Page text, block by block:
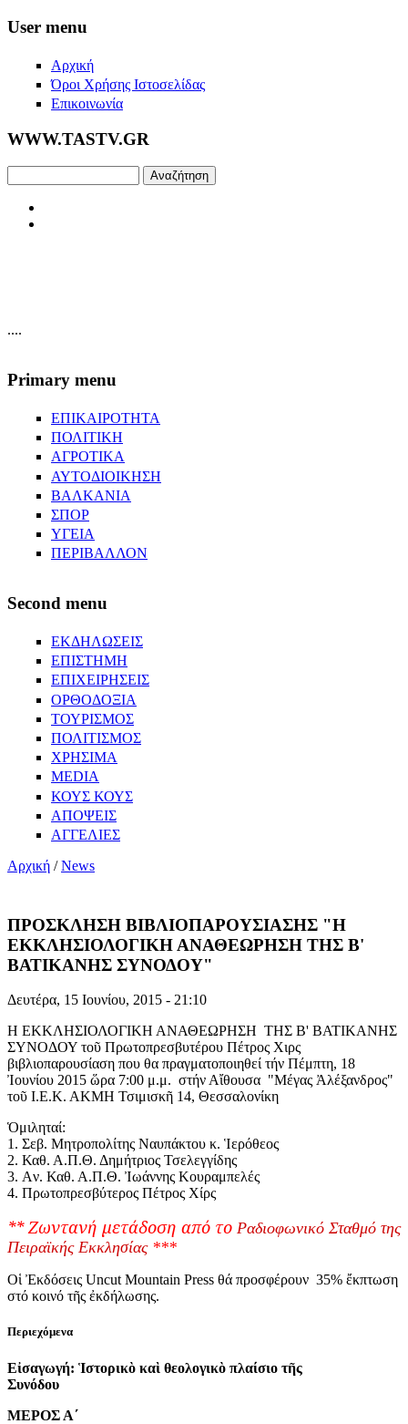
Skip to main content
User menu
Αρχική
Όροι Χρήσης Ιστοσελίδας
Επικοινωνία
WWW.TASTV.GR
....
Primary menu
ΕΠΙΚΑΙΡΟΤΗΤΑ
ΠΟΛΙΤΙΚΗ
ΑΓΡΟΤΙΚΑ
ΑΥΤΟΔΙΟΙΚΗΣΗ
ΒΑΛΚΑΝΙΑ
ΣΠΟΡ
ΥΓΕΙΑ
ΠΕΡΙΒΑΛΛΟΝ
Second menu
ΕΚΔΗΛΩΣΕΙΣ
ΕΠΙΣΤΗΜΗ
ΕΠΙΧΕΙΡΗΣΕΙΣ
ΟΡΘΟΔΟΞΙΑ
ΤΟΥΡΙΣΜΟΣ
ΠΟΛΙΤΙΣΜΟΣ
ΧΡΗΣΙΜΑ
MEDIA
ΚΟΥΣ ΚΟΥΣ
ΑΠΟΨΕΙΣ
ΑΓΓΕΛΙΕΣ
Αρχική /News
ΠΡΟΣΚΛΗΣΗ ΒΙΒΛΙΟΠΑΡΟΥΣΙΑΣΗΣ "Η
ΕΚΚΛΗΣΙΟΛΟΓΙΚΗ ΑΝΑΘΕΩΡΗΣΗ ΤΗΣ Β'
ΒΑΤΙΚΑΝΗΣ ΣΥΝΟΔΟΥ"
Δευτέρα, 15 Ιουνίου, 2015 - 21:10
Η ΕΚΚΛΗΣΙΟΛΟΓΙΚΗ ΑΝΑΘΕΩΡΗΣΗ ΤΗΣ Β' ΒΑΤΙΚΑΝΗΣ
ΣΥΝΟΔΟΥ τοῦ Πρωτοπρεσβυτέρου Πέτρος Χιρς
βιβλιοπαρουσίαση που θα πραγματοποιηθεί τήν Πέμπτη, 18
Ἰουνίου 2015 ὥρα 7:00 μ.μ. στήν Αἴθουσα "Μέγας Ἀλέξανδρος"
τοῦ Ι.Ε.Κ. ΑΚΜΗ Τσιμισκῆ 14, Θεσσαλονίκη
Ὁμιληταί:
1. Σεβ. Μητροπολίτης Ναυπάκτου κ. Ἱερόθεος
2. Καθ. Α.Π.Θ. Δημήτριος Τσελεγγίδης
3. Aν. Καθ. Α.Π.Θ. Ἰωάννης Κουραμπελές
4. Πρωτοπρεσβύτερος Πέτρος Χίρς
** Ζωντανή μετάδοση από το Ραδιοφωνικό Σταθμό της
Πειραϊκής Εκκλησίας***
Οἱ Ἐκδόσεις Uncut Mountain Press θά προσφέρουν 35% ἔκπτωση
στό κοινό τῆς ἐκδήλωσης.
Περιεχόμενα
Εἰσαγωγή: Ἱστορικὸ καὶ θεολογικὸ πλαίσιο τῆς
Συνόδου
ΜΕΡΟΣ Α΄